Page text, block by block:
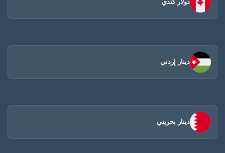
دولار كندي
دينار إردني
دينار بحريني